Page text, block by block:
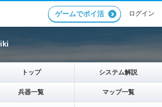
ゲームでポイ活 ログイン
トップ システム解説
兵器一覧 マップ一覧